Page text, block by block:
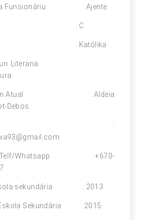
Funsionáriu : Ajente
: C
: Katólika
Literaria :
Atual : Aldeia
Debos
:
Telf/Whatsapp : +670-
sekundária : 2013
Eskola Sekundária : 2015